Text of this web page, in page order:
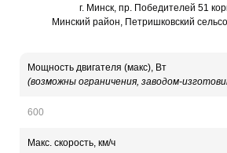
Мощность двигателя (макс), Вт
(возможны ограничения, заводом-
600
Макс. скорость, км/ч
г. Минск, пр. Победителей 51
Минский район, Петришковский